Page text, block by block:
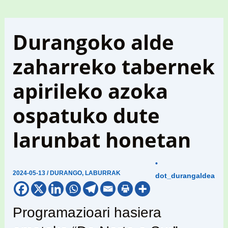
Durangoko alde
zaharreko tabernek
apirileko azoka
ospatuko dute
larunbat honetan
2024-05-13/ DURANGO, LABURRAK
•
dot_durangaldea
Programazioari hasiera